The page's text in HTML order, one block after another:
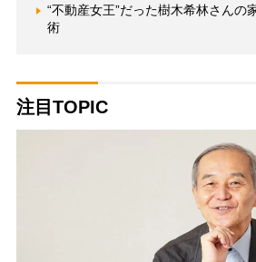
“不動産女王”だった樹木希林さんの
術
注目TOPIC